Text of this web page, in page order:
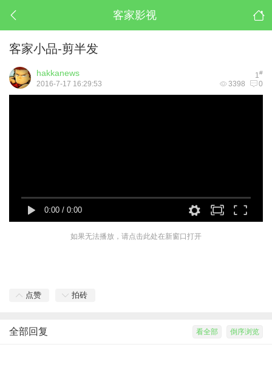
客家影视
客家小品-剪半发
1#
hakkanews
3398 0
2016-7-17 16:29:53
0:00 / 0:00
如果无法播放，请点击此处在新窗口打开
点赞 拍砖
倒序浏览
看全部
全部回复